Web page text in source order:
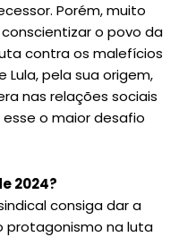
Porém, muito
o povo da
contra os malefícios
pela sua origem,
nas relações sociais
o maior desafio
2024?
consiga dar a
protagonismo na luta